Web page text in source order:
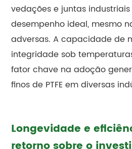
vedações e juntas
desempenho ideal, mesmo
adversas. A capacidade de
integridade sob
fator chave na adoção
finos de PTFE em diversas
Longevidade e